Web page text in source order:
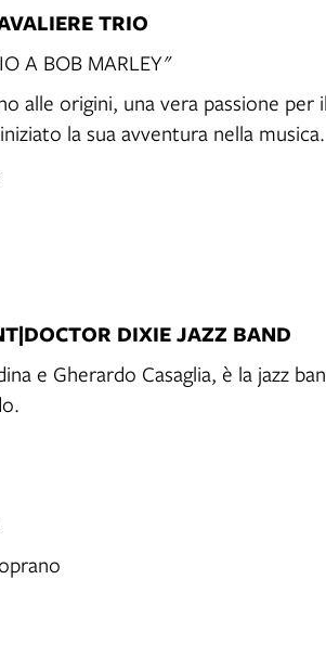
TRIO
A BOB MARLEY"
alle origini, una vera passione per
la sua avventura nella musica.
DIXIE JAZZ BAND
e Gherardo Casaglia, è la jazz